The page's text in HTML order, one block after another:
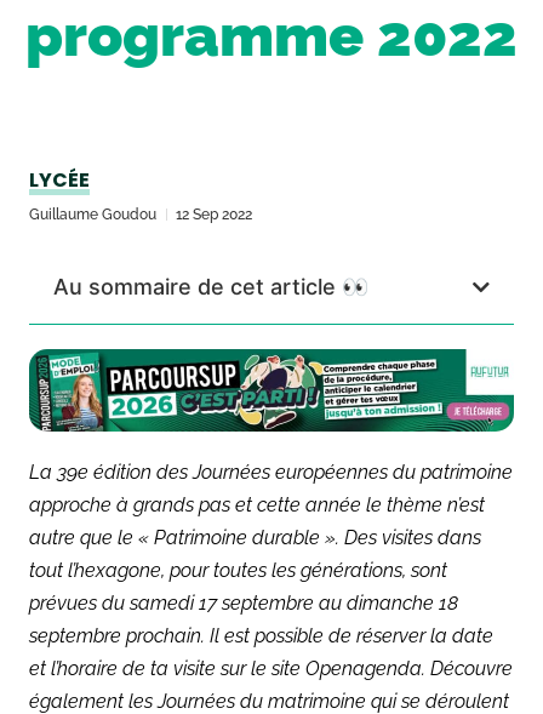
programme 2022
LYCÉE
Guillaume Goudou 12 Sep 2022
Au sommaire de cet article 👀
La 39e édition des Journées européennes du patrimoine
approche à grands pas et cette année le thème n’est
autre que le « Patrimoine durable ». Des visites dans
tout l’hexagone, pour toutes les générations, sont
prévues du samedi 17 septembre au dimanche 18
septembre prochain. Il est possible de réserver la date
et l’horaire de ta visite sur le site Openagenda. Découvre
également les Journées du matrimoine qui se déroulent